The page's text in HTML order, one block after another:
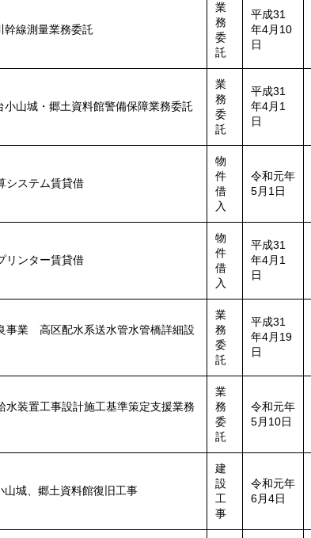
線測量業務委託
業
務
委
託
平成31
年4月10
日
山城・郷土資料館警備保障業務委託
業
務
委
託
平成31
年4月1
日
ステム賃貸借
物
件
借
入
令和元年
5月1日
ンター賃貸借
物
件
借
入
平成31
年4月1
日
業 高区配水系送水管水管橋詳細設
業
務
委
託
平成31
年4月19
日
装置工事設計施工基準策定支援業務
業
務
委
託
令和元年
5月10日
城、郷土資料館復旧工事
建
設
工
事
令和元年
6月4日